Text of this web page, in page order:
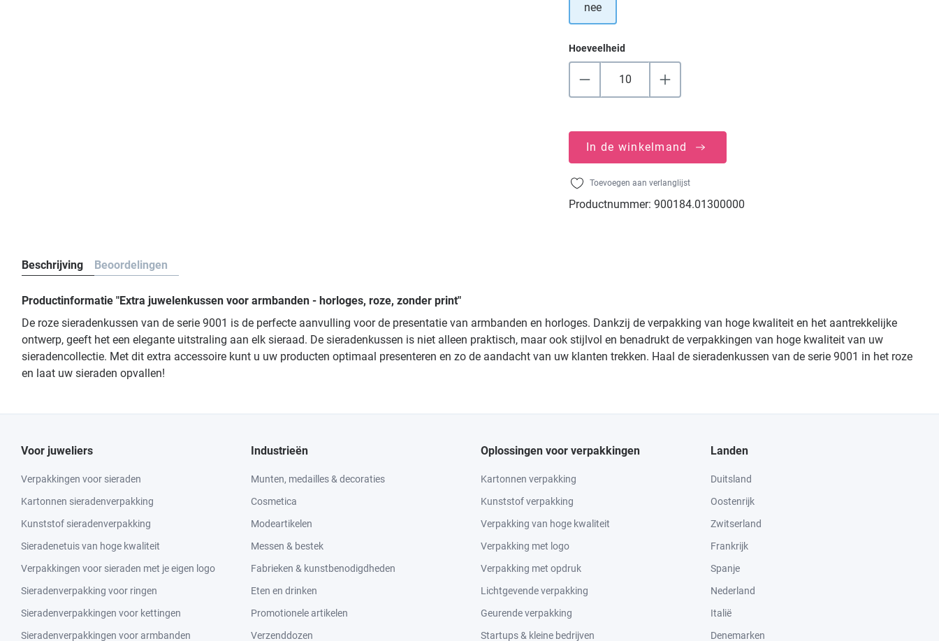
nee
Hoeveelheid
In de winkelmand
Toevoegen aan verlanglijst
Productnummer: 900184.01300000
Beschrijving Beoordelingen
Productinformatie "Extra juwelenkussen voor armbanden - horloges, roze, zonder print"
De roze sieradenkussen van de serie 9001 is de perfecte aanvulling voor de presentatie van armbanden en horloges. Dankzij de verpakking van hoge kwaliteit en het aantrekkelijke
ontwerp, geeft het een elegante uitstraling aan elk sieraad. De sieradenkussen is niet alleen praktisch, maar ook stijlvol en benadrukt de verpakkingen van hoge kwaliteit van uw
sieradencollectie. Met dit extra accessoire kunt u uw producten optimaal presenteren en zo de aandacht van uw klanten trekken. Haal de sieradenkussen van de serie 9001 in het roze
en laat uw sieraden opvallen!
Voor juweliers
Verpakkingen voor sieraden
Kartonnen sieradenverpakking
Kunststof sieradenverpakking
Sieradenetuis van hoge kwaliteit
Verpakkingen voor sieraden met je eigen logo
Sieradenverpakking voor ringen
Sieradenverpakkingen voor kettingen
Sieradenverpakkingen voor armbanden
Industrieën
Munten, medailles & decoraties
Cosmetica
Modeartikelen
Messen & bestek
Fabrieken & kunstbenodigdheden
Eten en drinken
Promotionele artikelen
Verzenddozen
Oplossingen voor verpakkingen
Kartonnen verpakking
Kunststof verpakking
Verpakking van hoge kwaliteit
Verpakking met logo
Verpakking met opdruk
Lichtgevende verpakking
Geurende verpakking
Startups & kleine bedrijven
Landen
Duitsland
Oostenrijk
Zwitserland
Frankrijk
Spanje
Nederland
Italië
Denemarken